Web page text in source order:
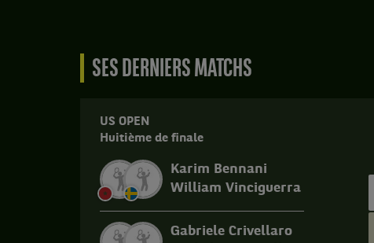
SES DERNIERS MATCHS
US OPEN
Huitième de finale
Karim Bennani
William Vinciguerra
Gabriele Crivellaro